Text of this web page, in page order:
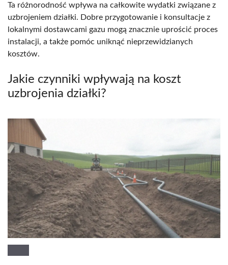
Ta różnorodność wpływa na całkowite wydatki związane z
uzbrojeniem działki. Dobre przygotowanie i konsultacje z
lokalnymi dostawcami gazu mogą znacznie uprościć proces
instalacji, a także pomóc uniknąć nieprzewidzianych
kosztów.
Jakie czynniki wpływają na koszt
uzbrojenia działki?